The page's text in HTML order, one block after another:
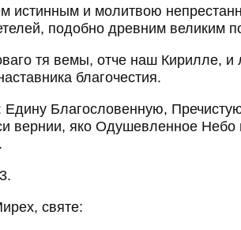
истинным и молитвою
подобно древним великим
тя вемы, отче наш Кирилле, и
благочестия.
Едину Благословенную,
вернии, яко Одушевленное Небо
святе: